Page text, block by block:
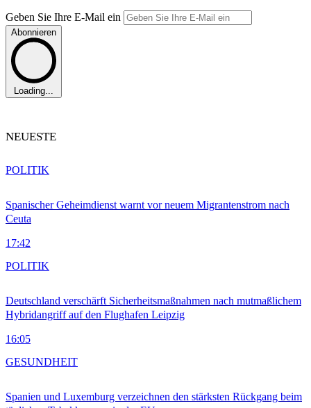
Geben Sie Ihre E-Mail ein
Abonnieren
Loading...
NEUESTE
Spanischer Geheimdienst warnt vor neuem Migrantenstrom nach
Ceuta
17:42
POLITIK
Deutschland verschärft Sicherheitsmaßnahmen nach mutmaßlichem
Hybridangriff auf den Flughafen Leipzig
16:05
POLITIK
Spanien und Luxemburg verzeichnen den stärksten Rückgang beim
GESUNDHEIT